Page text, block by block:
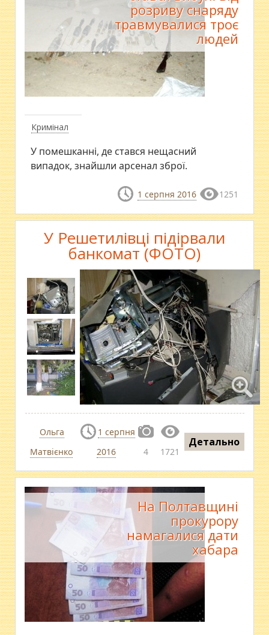
Кримінал
розриву снаряду
травмувалися троє
людей
У помешканні, де стався нещасний
випадок, знайшли арсенал зброї.
1 серпня 2016 1251
У Решетилівці підірвали
банкомат (ФОТО)
Ольга
Матвієнко
1 серпня
2016
4 1721
Детально
На Полтавщині
прокурору
намагалися дати
хабара